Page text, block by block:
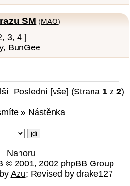
SM (MAO)
, 3, 4]
BunGee
Poslední [vše] (Strana 1 z 2)
» Nástěnka
Nahoru
© 2001, 2002 phpBB Group
Azu; Revised by drake127